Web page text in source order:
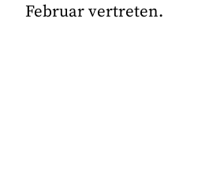
Februar vertreten.